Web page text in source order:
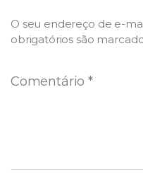
O seu endereço de e-
obrigatórios são